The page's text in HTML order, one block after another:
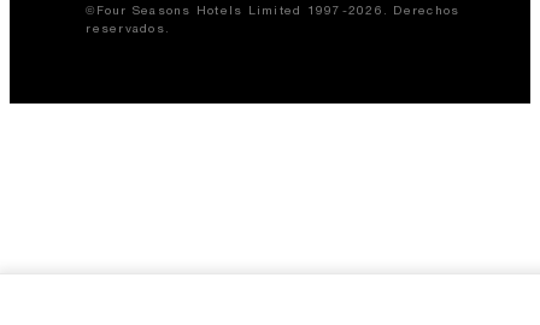
©Four Seasons Hotels Limited 1997-2026. Derechos
reservados.